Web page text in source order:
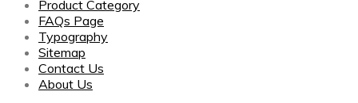
Product Category
FAQs Page
Typography
Sitemap
Contact Us
About Us